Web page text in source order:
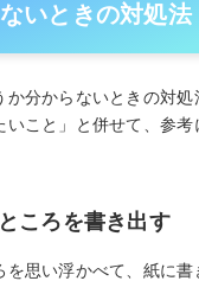
いときの対処法
分からないときの対処
いこと」と併せて、参
ころを書き出す
を思い浮かべて、紙に書